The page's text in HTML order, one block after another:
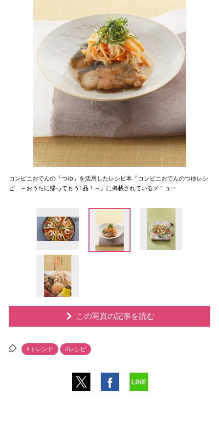
コンビニおでんの「つゆ」を活用したレシピ本『コンビニおでんのつゆレシ
ピ ～おうちに帰ってもう1品！～』に掲載されているメニュー
この写真の記事を読む
#トレンド #レシピ